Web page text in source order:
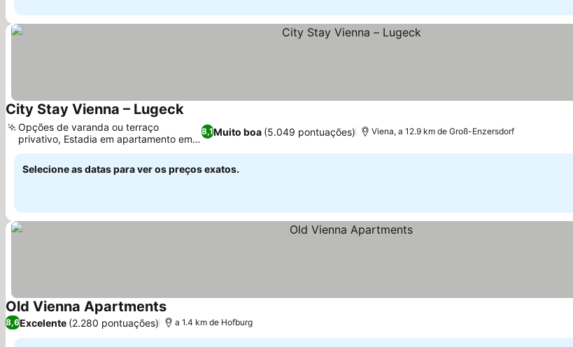
City Stay Vienna – Lugeck
8,1Muito boa (5.049 pontuações)
Opções de varanda ou terraço
privativo, Estadia em apartamento em
edifício histórico
Viena, a 12.9 km de Groß-Enzersdorf
Selecione as datas para ver os preços exatos.
Old Vienna Apartments
8,6Excelente (2.280 pontuações) a 1.4 km de Hofburg